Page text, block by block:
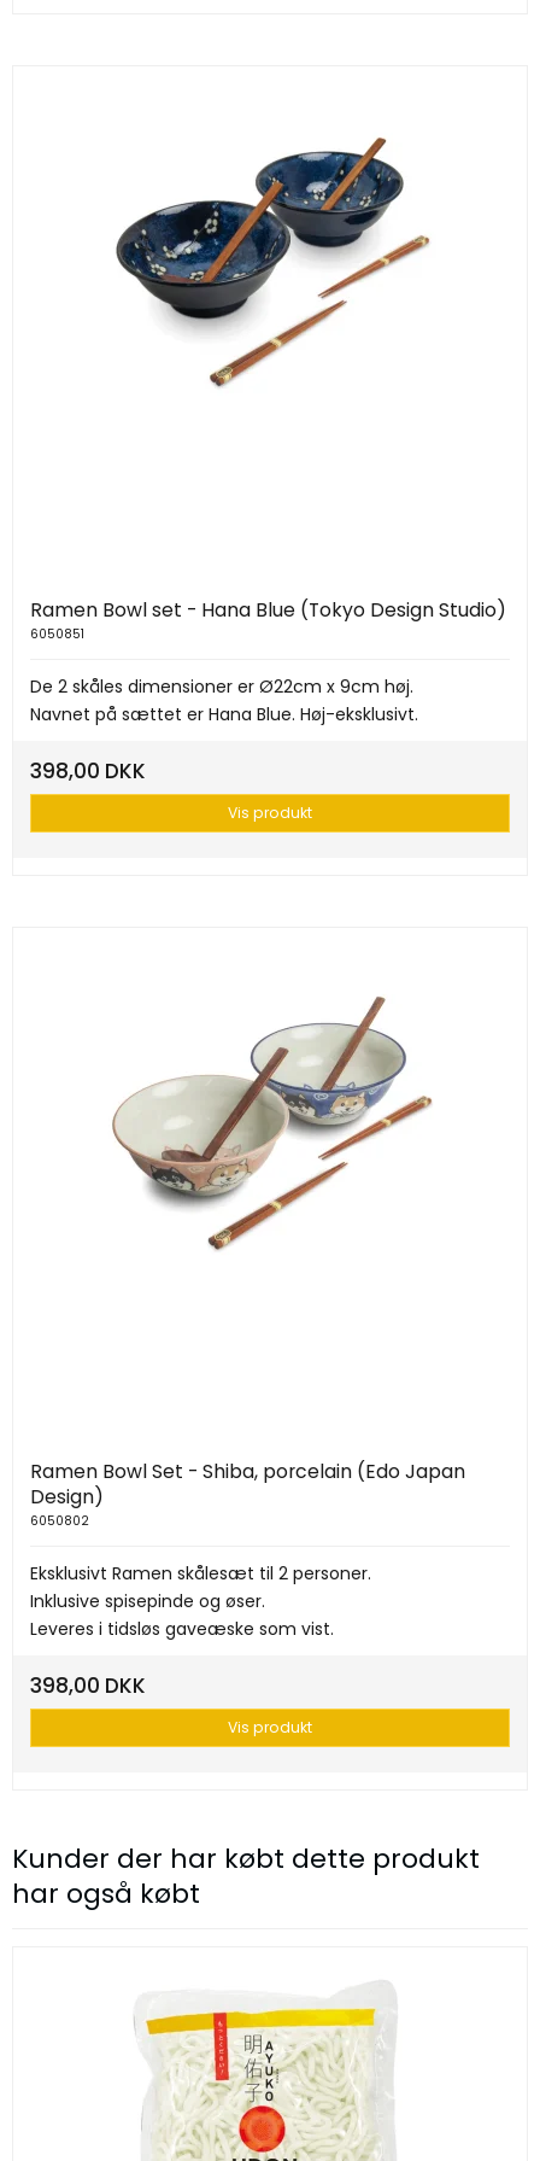
Ramen Bowl set - Hana Blue (Tokyo Design Studio)
6050851
De 2 skåles dimensioner er Ø22cm x 9cm høj.
Navnet på sættet er Hana Blue. Høj-eksklusivt.
398,00 DKK
Vis produkt
Ramen Bowl Set - Shiba, porcelain (Edo Japan
Design)
6050802
Eksklusivt Ramen skålesæt til 2 personer.
Inklusive spisepinde og øser.
Leveres i tidsløs gaveæske som vist.
398,00 DKK
Vis produkt
Kunder der har købt dette produkt
har også købt